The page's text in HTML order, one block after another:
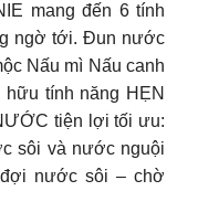
mang đến 6 tính
ngờ tới. Đun nước
Nấu mì Nấu canh
tính năng HẸN
tiện lợi tối ưu:
sôi và nước nguội
nước sôi – chờ